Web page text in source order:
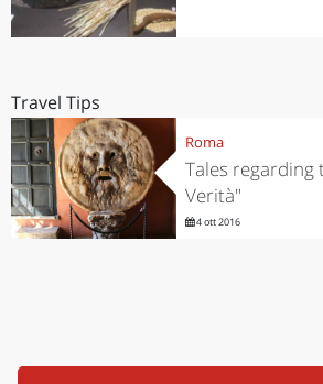
Travel Tips
Roma
Tales regarding
Verità"
4 ott 2016